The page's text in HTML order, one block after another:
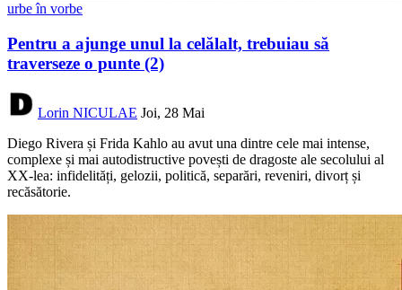
urbe în vorbe
Pentru a ajunge unul la celălalt, trebuiau să
traverseze o punte (2)
Lorin NICULAE Joi, 28 Mai
Diego Rivera și Frida Kahlo au avut una dintre cele mai intense,
complexe și mai autodistructive povești de dragoste ale secolului al
XX-lea: infidelități, gelozii, politică, separări, reveniri, divorț și
recăsătorie.